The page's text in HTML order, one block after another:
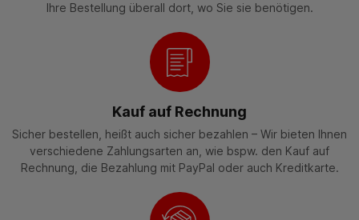
Ihre Bestellung überall dort, wo Sie sie benötigen.
Kauf auf Rechnung
Sicher bestellen, heißt auch sicher bezahlen – Wir bieten Ihnen
verschiedene Zahlungsarten an, wie bspw. den Kauf auf
Rechnung, die Bezahlung mit PayPal oder auch Kreditkarte.